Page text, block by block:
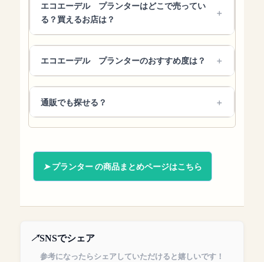
エコエーデル プランターはどこで売ってい
る？買えるお店は？
エコエーデル プランターのおすすめ度は？
通販でも探せる？
プランター の商品まとめページはこちら
SNSでシェア
参考になったらシェアしていただけると嬉しいです！